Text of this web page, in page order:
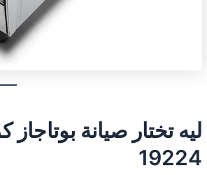
ليه تختار صيانة
19224